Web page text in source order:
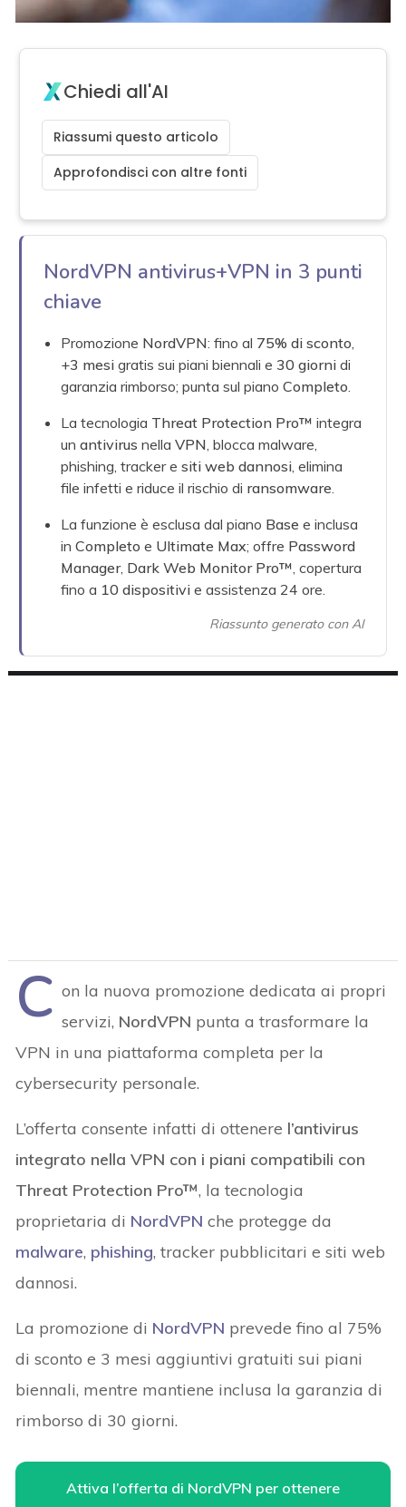
Chiedi all'AI
Riassumi questo articolo
Approfondisci con altre fonti
NordVPN antivirus+VPN in 3 punti
chiave
Promozione NordVPN: fino al 75% di sconto
+3 mesi gratis sui piani biennali e 30 giorni di
garanzia rimborso; punta sul pianoCompleto
La tecnologia Threat Protection Pro™ integra
unantivirus nellaVPN , blocca malware,
phishing, tracker esiti web dannosi , elimina
file infetti e riduce il rischio di ransomware
La funzione è esclusa dal piano Base e inclusa
inCompleto e Ultimate Max; offre Password
Manager, Dark Web Monitor Pro™ , copertura
fino a 10 dispositivi e assistenza 24 ore.
Riassunto generato con AI
C on la nuova promozione dedicata ai propri
servizi, NordVPN punta a trasformare la
VPN in una piattaforma completa per la
cybersecurity personale.
L’offerta consente infatti di ottenere l’antivirus
integrato nella VPN con i piani compatibili con
Threat Protection Pro™, la tecnologia
proprietaria di NordVPN che protegge da
malware, phishing, tracker pubblicitari e siti web
dannosi.
La promozione di NordVPN prevede fino al 75%
di sconto e 3 mesi aggiuntivi gratuiti sui piani
biennali, mentre mantiene inclusa la garanzia di
rimborso di 30 giorni.
Attiva l’offerta di NordVPN per ottenere